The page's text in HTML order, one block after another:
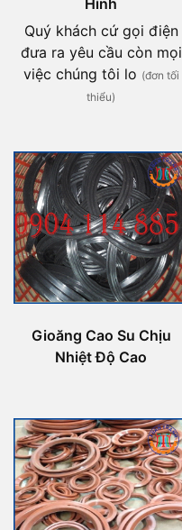
Quý khách cứ gọi điện
đưa ra yêu cầu còn mọi
việc chúng tôi lo (đơn tối
thiểu)
Gioăng Cao Su Chịu
Nhiệt Độ Cao